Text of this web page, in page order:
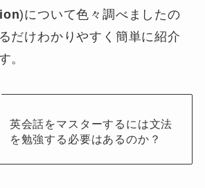
)について色々調べましたの
だけわかりやすく簡単に紹介
。
英会話をマスターするには文法
を勉強する必要はあるのか？